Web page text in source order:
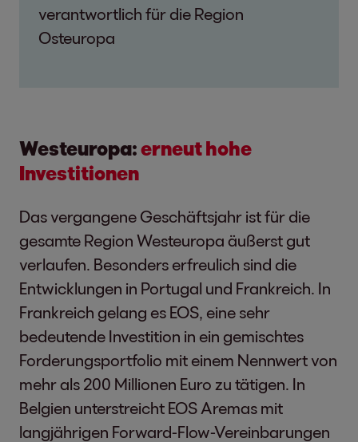
verantwortlich für die Region
Osteuropa
Westeuropa:erneut hohe
Investitionen
Das vergangene Geschäftsjahr ist für die
gesamte Region Westeuropa äußerst gut
verlaufen. Besonders erfreulich sind die
Entwicklungen in Portugal und Frankreich. In
Frankreich gelang es EOS, eine sehr
bedeutende Investition in ein gemischtes
Forderungsportfolio mit einem Nennwert von
mehr als 200 Millionen Euro zu tätigen. In
Belgien unterstreicht EOS Aremas mit
langjährigen Forward-Flow-Vereinbarungen